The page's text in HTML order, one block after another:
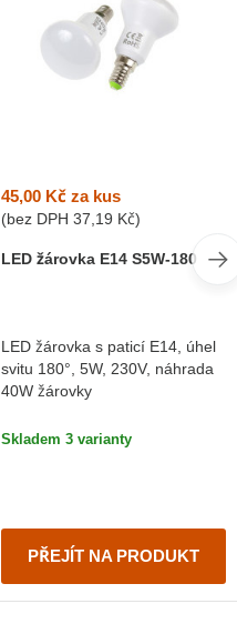
45,00 Kč za kus
(bez DPH 37,19 Kč)
LED žárovka E14 S5W-180
LED žárovka s paticí E14, úhel
svitu 180°, 5W, 230V, náhrada
40W žárovky
Skladem 3 varianty
PŘEJÍT NA PRODUKT